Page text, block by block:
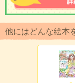
他にはどんな絵本